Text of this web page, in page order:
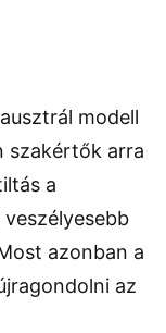
modell
szakértők arra
a
azonban a
az